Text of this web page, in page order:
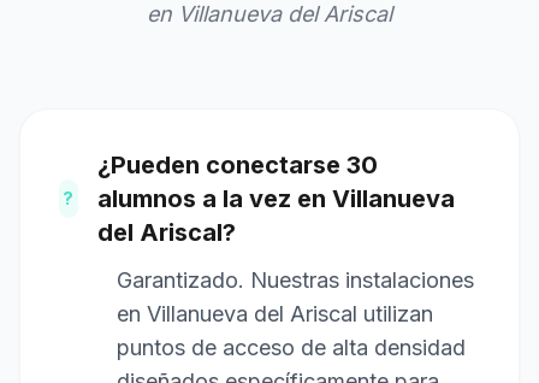
en Villanueva del Ariscal
?
¿Pueden conectarse 30
alumnos a la vez en Villanueva
del Ariscal?
Garantizado. Nuestras instalaciones
en Villanueva del Ariscal utilizan
puntos de acceso de alta densidad